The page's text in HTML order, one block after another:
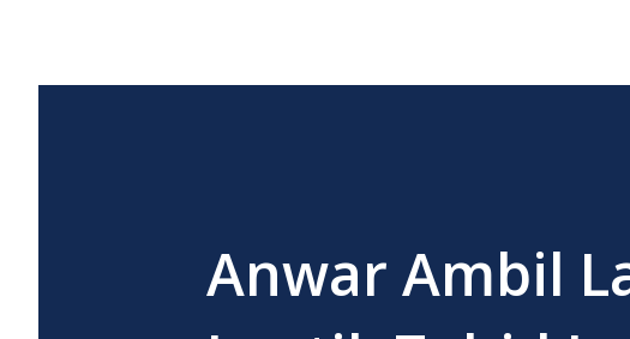
Anwar Ambil